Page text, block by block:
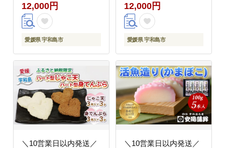
ぷら 竹輪 小魚 すり身
練り物 冷蔵 惣菜 おで
ん だし 小分け 酒 おつ
まみ 肴 加工品 特産品
愛媛 宇和島 C012-
019004
12,000円
愛媛県 宇和島市
おせち 冷蔵 惣菜 小分
け 酒 おつまみ 肴 魚肉
水産 加工品 特産品 郷
土料理 国産 愛媛 宇和
12,000円
愛媛県 宇和島市
＼10営業日以内発送／
＼10営業日以内発送／